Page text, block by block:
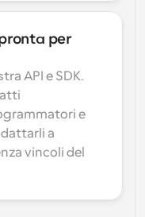
per
API e SDK.
e
a
vincoli del